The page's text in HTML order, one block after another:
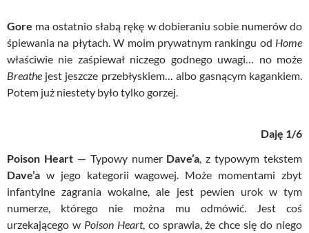
Gore ma ostatnio słabą rękę w dobieraniu sobie numerów do
śpiewania na płytach. W moim prywatnym rankingu od Home
właściwie nie zaśpiewał niczego godnego uwagi… no może
Breathe jest jeszcze przebłyskiem… albo gasnącym kagankiem.
Potem już niestety było tylko gorzej.
Daję 1/6
Poison Heart— Typowy numer Dave’a , z typowym tekstem
Dave’a w jego kategorii wagowej. Może momentami zbyt
infantylne zagrania wokalne, ale jest pewien urok w tym
numerze, którego nie można mu odmówić. Jest coś
urzekającego w Poison Heart, co sprawia, że chce się do niego